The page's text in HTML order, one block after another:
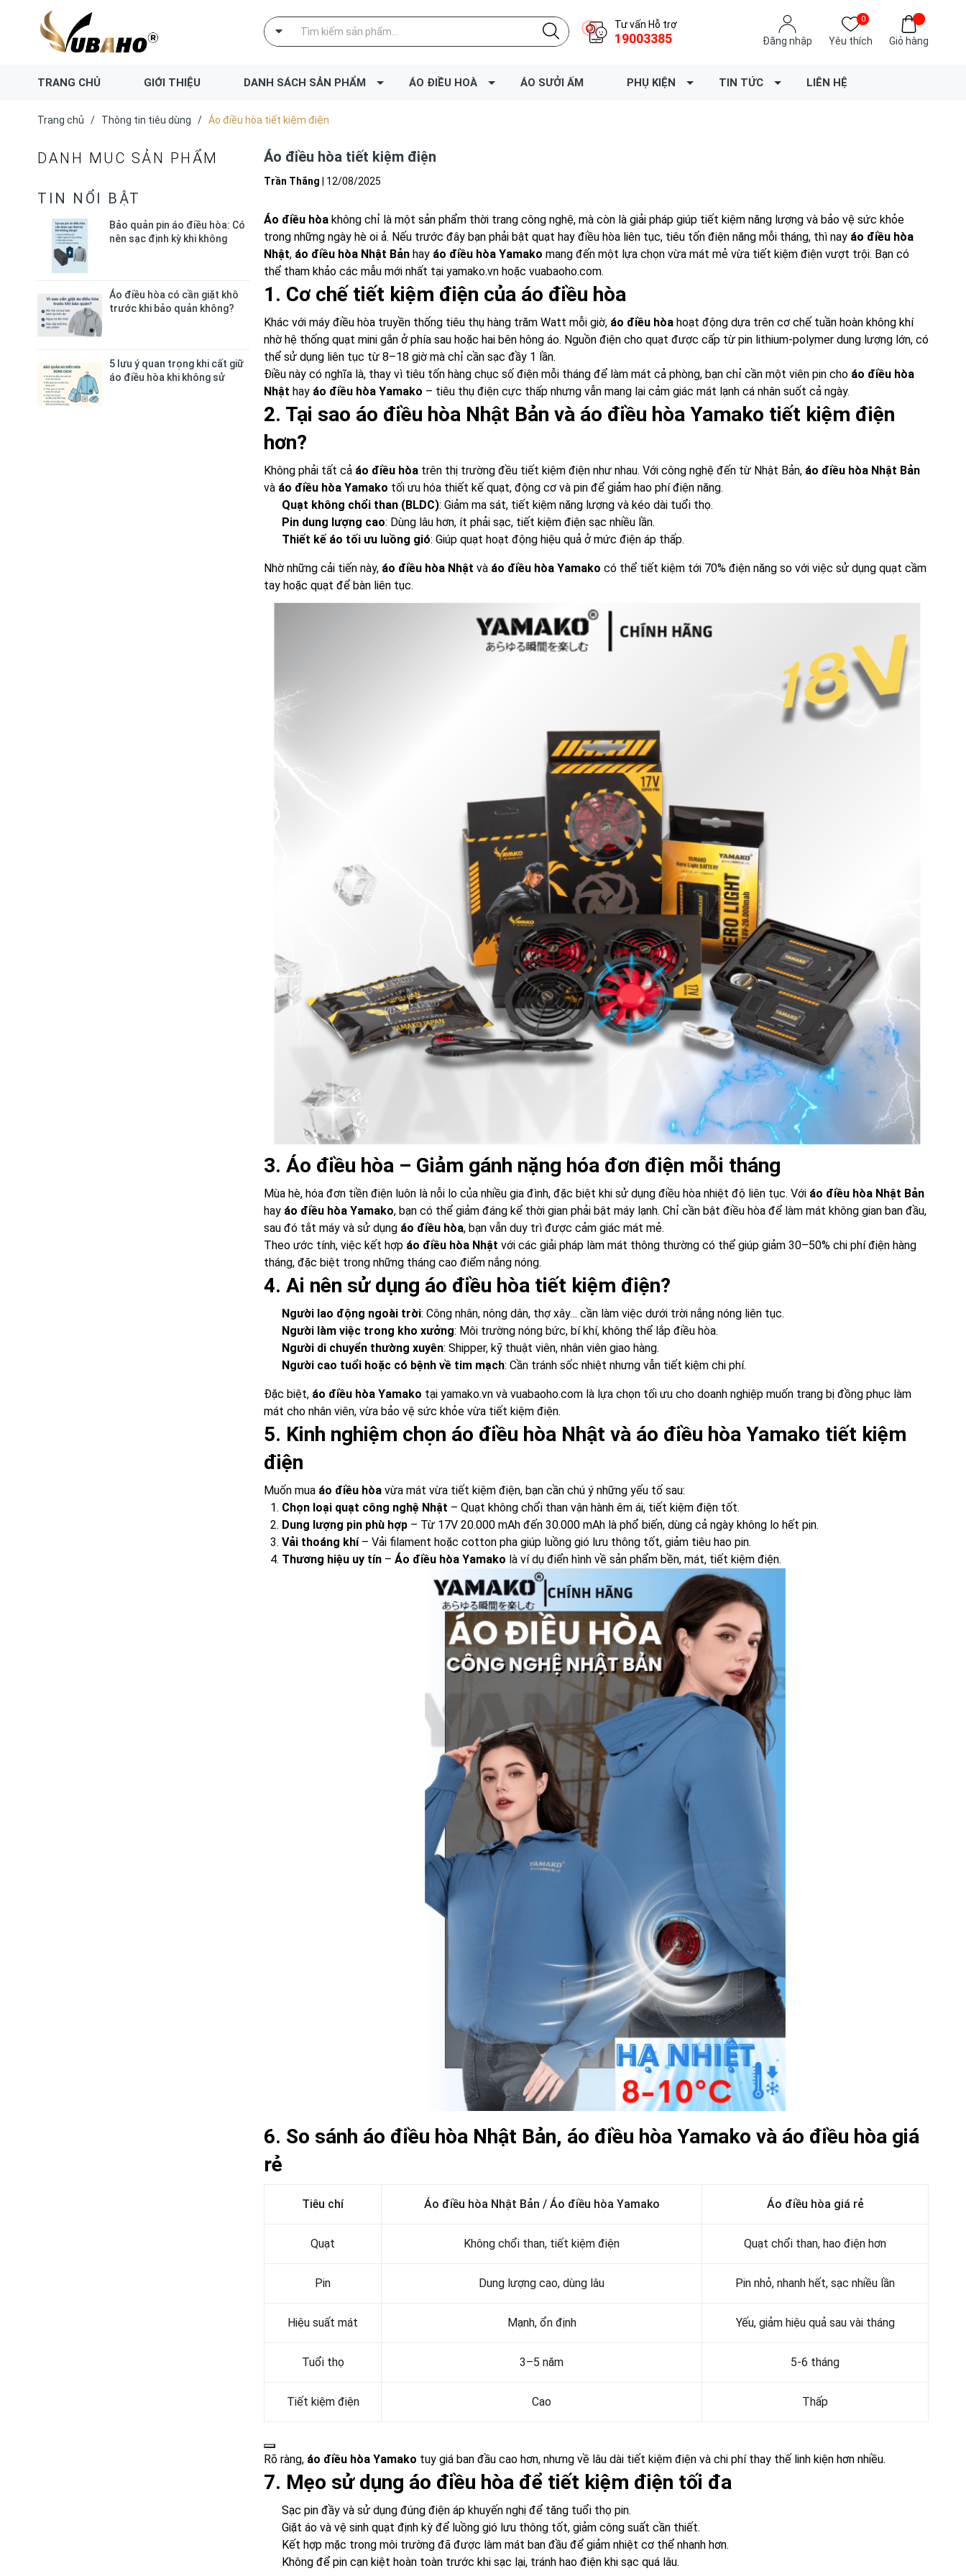
Tư vấn Hỗ trợ
19003385 Đăng nhập
0
Yêu thích Giỏ hàng
TRANG CHỦ GIỚI THIỆU DANH SÁCH SẢN PHẨM ÁO ĐIỀU HOÀ ÁO SƯỞI ẤM PHỤ KIỆN TIN TỨC LIÊN HỆ
Trang chủ / Thông tin tiêu dùng / Áo điều hòa tiết kiệm điện
DANH MỤC SẢN PHẨM
TIN NỔI BẬT
Bảo quản pin áo điều hòa: Có
nên sạc định kỳ khi không
Áo điều hòa có cần giặt khô
trước khi bảo quản không?
5 lưu ý quan trọng khi cất giữ
áo điều hòa khi không sử
Áo điều hòa tiết kiệm điện
Trần Thắng 12/08/2025
Áo điều hòa không chỉ là một sản phẩm thời trang công nghệ, mà còn là giải pháp giúp tiết kiệm năng lượng và bảo vệ sức khỏe
trong những ngày hè oi ả. Nếu trước đây bạn phải bật quạt hay điều hòa liên tục, tiêu tốn điện năng mỗi tháng, thì nay áo điều hòa
Nhật, áo điều hòa Nhật Bản hay áo điều hòa Yamako mang đến một lựa chọn vừa mát mẻ vừa tiết kiệm điện vượt trội. Bạn có
thể tham khảo các mẫu mới nhất tại yamako.vn hoặc vuabaoho.com.
1. Cơ chế tiết kiệm điện của áo điều hòa
Khác với máy điều hòa truyền thống tiêu thụ hàng trăm Watt mỗi giờ, áo điều hòa hoạt động dựa trên cơ chế tuần hoàn không khí
nhờ hệ thống quạt mini gắn ở phía sau hoặc hai bên hông áo. Nguồn điện cho quạt được cấp từ pin lithium-polymer dung lượng lớn, có
thể sử dụng liên tục từ 8–18 giờ mà chỉ cần sạc đầy 1 lần.
Điều này có nghĩa là, thay vì tiêu tốn hàng chục số điện mỗi tháng để làm mát cả phòng, bạn chỉ cần một viên pin cho áo điều hòa
Nhật hay áo điều hòa Yamako – tiêu thụ điện cực thấp nhưng vẫn mang lại cảm giác mát lạnh cá nhân suốt cả ngày.
2. Tại sao áo điều hòa Nhật Bản và áo điều hòa Yamako tiết kiệm điện
hơn?
Không phải tất cả áo điều hòa trên thị trường đều tiết kiệm điện như nhau. Với công nghệ đến từ Nhật Bản, áo điều hòa Nhật Bản
và áo điều hòa Yamako tối ưu hóa thiết kế quạt, động cơ và pin để giảm hao phí điện năng.
Quạt không chổi than (BLDC): Giảm ma sát, tiết kiệm năng lượng và kéo dài tuổi thọ.
Pin dung lượng cao: Dùng lâu hơn, ít phải sạc, tiết kiệm điện sạc nhiều lần.
Thiết kế áo tối ưu luồng gió: Giúp quạt hoạt động hiệu quả ở mức điện áp thấp.
Nhờ những cải tiến này, áo điều hòa Nhật và áo điều hòa Yamako có thể tiết kiệm tới 70% điện năng so với việc sử dụng quạt cầm
tay hoặc quạt để bàn liên tục.
3. Áo điều hòa – Giảm gánh nặng hóa đơn điện mỗi tháng
Mùa hè, hóa đơn tiền điện luôn là nỗi lo của nhiều gia đình, đặc biệt khi sử dụng điều hòa nhiệt độ liên tục. Với áo điều hòa Nhật Bản
hay áo điều hòa Yamako, bạn có thể giảm đáng kể thời gian phải bật máy lạnh. Chỉ cần bật điều hòa để làm mát không gian ban đầu,
sau đó tắt máy và sử dụng áo điều hòa, bạn vẫn duy trì được cảm giác mát mẻ.
Theo ước tính, việc kết hợp áo điều hòa Nhật với các giải pháp làm mát thông thường có thể giúp giảm 30–50% chi phí điện hàng
tháng, đặc biệt trong những tháng cao điểm nắng nóng.
4. Ai nên sử dụng áo điều hòa tiết kiệm điện?
Người lao động ngoài trời: Công nhân, nông dân, thợ xây… cần làm việc dưới trời nắng nóng liên tục.
Người làm việc trong kho xưởng: Môi trường nóng bức, bí khí, không thể lắp điều hòa.
Người di chuyển thường xuyên: Shipper, kỹ thuật viên, nhân viên giao hàng.
Người cao tuổi hoặc có bệnh về tim mạch: Cần tránh sốc nhiệt nhưng vẫn tiết kiệm chi phí.
Đặc biệt, áo điều hòa Yamako tại yamako.vn và vuabaoho.com là lựa chọn tối ưu cho doanh nghiệp muốn trang bị đồng phục làm
mát cho nhân viên, vừa bảo vệ sức khỏe vừa tiết kiệm điện.
5. Kinh nghiệm chọn áo điều hòa Nhật và áo điều hòa Yamako tiết kiệm
điện
Muốn mua áo điều hòa vừa mát vừa tiết kiệm điện, bạn cần chú ý những yếu tố sau:
Chọn loại quạt công nghệ Nhật – Quạt không chổi than vận hành êm ái, tiết kiệm điện tốt.
Dung lượng pin phù hợp – Từ 17V 20.000 mAh đến 30.000 mAh là phổ biến, dùng cả ngày không lo hết pin.
Vải thoáng khí– Vải filament hoặc cotton pha giúp luồng gió lưu thông tốt, giảm tiêu hao pin.
Thương hiệu uy tín – Áo điều hòa Yamako là ví dụ điển hình về sản phẩm bền, mát, tiết kiệm điện.
6. So sánh áo điều hòa Nhật Bản, áo điều hòa Yamako và áo điều hòa giá
rẻ
Tiêu chí Áo điều hòa Nhật Bản / Áo điều hòa Yamako Áo điều hòa giá rẻ
Quạt Không chổi than, tiết kiệm điện Quạt chổi than, hao điện hơn
Pin Dung lượng cao, dùng lâu Pin nhỏ, nhanh hết, sạc nhiều lần
Hiệu suất mát Mạnh, ổn định Yếu, giảm hiệu quả sau vài tháng
Tuổi thọ 3–5 năm 5-6 tháng
Tiết kiệm điện Cao Thấp
Rõ ràng, áo điều hòa Yamako tuy giá ban đầu cao hơn, nhưng về lâu dài tiết kiệm điện và chi phí thay thế linh kiện hơn nhiều.
7. Mẹo sử dụng áo điều hòa để tiết kiệm điện tối đa
Sạc pin đầy và sử dụng đúng điện áp khuyến nghị để tăng tuổi thọ pin.
Giặt áo và vệ sinh quạt định kỳ để luồng gió lưu thông tốt, giảm công suất cần thiết.
Kết hợp mặc trong môi trường đã được làm mát ban đầu để giảm nhiệt cơ thể nhanh hơn.
Không để pin cạn kiệt hoàn toàn trước khi sạc lại, tránh hao điện khi sạc quá lâu.